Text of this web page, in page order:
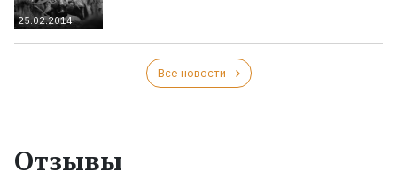
25.02.2014
Все новости
Отзывы